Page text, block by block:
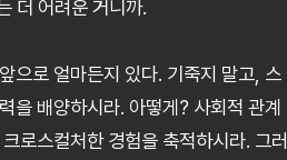
더 어려운 거니까.
으로 얼마든지 있다. 기죽지 말고, 스
을 배양하시라. 아떻게? 사회적 관계
로스컬처한 경험을 축적하시라. 그러